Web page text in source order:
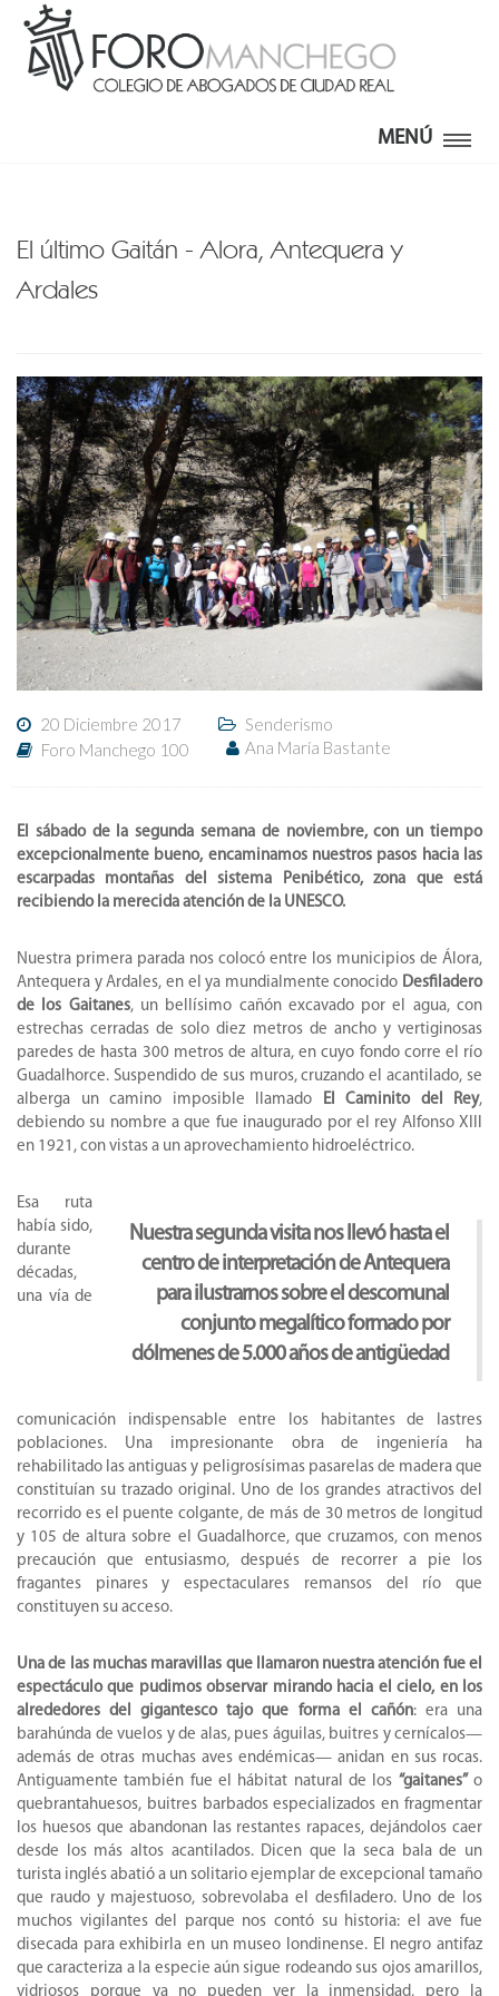
MENÚ
El último Gaitán - Alora, Antequera y
Ardales
20 Diciembre 2017
Senderismo
Foro Manchego 100
Ana María Bastante
El sábado de la segunda semana de noviembre, con un tiempo
excepcionalmente bueno, encaminamos nuestros pasos hacia las
escarpadas montañas del sistema Penibético, zona que está
recibiendo la merecida atención de la UNESCO.
Nuestra primera parada nos colocó entre los municipios de Álora,
Antequera y Ardales, en el ya mundialmente conocido Desfiladero
de los Gaitanes, un bellísimo cañón excavado por el agua, con
estrechas cerradas de solo diez metros de ancho y vertiginosas
paredes de hasta 300 metros de altura, en cuyo fondo corre el río
Guadalhorce. Suspendido de sus muros, cruzando el acantilado, se
alberga un camino imposible llamado
El Caminito del Rey,
debiendo su nombre a que fue inaugurado por el rey Alfonso XIII
en 1921, con vistas a un aprovechamiento hidroeléctrico.
Nuestra segunda visita nos llevó hasta el
centro de interpretación de Antequera
para ilustrarnos sobre el descomunal
conjunto megalítico formado por
dólmenes de 5.000 años de antigüedad
Esa ruta
había sido,
durante
décadas,
una vía de
comunicación indispensable entre los habitantes de lastres
poblaciones. Una impresionante obra de ingeniería ha
rehabilitado las antiguas y peligrosísimas pasarelas de madera que
constituían su trazado original. Uno de los grandes atractivos del
recorrido es el puente colgante, de más de 30 metros de longitud
y 105 de altura sobre el Guadalhorce, que cruzamos, con menos
precaución que entusiasmo, después de recorrer a pie los
fragantes pinares y espectaculares remansos del río que
constituyen su acceso.
Una de las muchas maravillas que llamaron nuestra atención fue el
espectáculo que pudimos observar mirando hacia el cielo, en los
alrededores del gigantesco tajo que forma el cañón: era una
barahúnda de vuelos y de alas, pues águilas, buitres y cernícalos—
además de otras muchas aves endémicas— anidan en sus rocas.
Antiguamente también fue el hábitat natural de los “gaitanes”o
quebrantahuesos, buitres barbados especializados en fragmentar
los huesos que abandonan las restantes rapaces, dejándolos caer
desde los más altos acantilados. Dicen que la seca bala de un
turista inglés abatió a un solitario ejemplar de excepcional tamaño
que raudo y majestuoso, sobrevolaba el desfiladero. Uno de los
muchos vigilantes del parque nos contó su historia: el ave fue
disecada para exhibirla en un museo londinense. El negro antifaz
que caracteriza a la especie aún sigue rodeando sus ojos amarillos,
vidriosos porque ya no pueden ver la inmensidad, pero la